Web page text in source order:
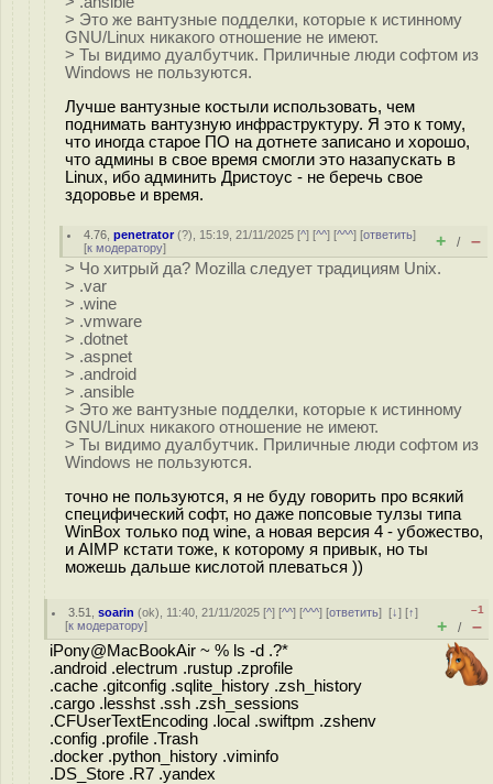
> Это же вантузные подделки, которые к истинному
GNU/Linux никакого отношение не имеют.
> Ты видимо дуалбутчик. Приличные люди софтом из
Windows не пользуются.
Лучше вантузные костыли использовать, чем
поднимать вантузную инфраструктуру. Я это к тому,
что иногда старое ПО на дотнете записано и хорошо,
что админы в свое время смогли это назапускать в
Linux, ибо админить Дристоус - не беречь свое
здоровье и время.
4.76 ,penetrator(?), 15:19, 21/11/2025 [^] [^^] [^^^] [ответить]
[к модератору] + / –
> Чо хитрый да? Mozilla следует традициям Unix.
> .var
> .wine
> .vmware
> .dotnet
> .aspnet
> .android
> .ansible
> Это же вантузные подделки, которые к истинному
GNU/Linux никакого отношение не имеют.
> Ты видимо дуалбутчик. Приличные люди софтом из
Windows не пользуются.
точно не пользуются, я не буду говорить про всякий
специфический софт, но даже попсовые тулзы типа
WinBox только под wine, а новая версия 4 - убожество,
и AIMP кстати тоже, к которому я привык, но ты
можешь дальше кислотой плеваться ))
3.51 ,soarin (ok), 11:40, 21/11/2025 [^] [^^] [^^^] [ответить][↓] [↑]
[к модератору]
–1
+ / –
iPony@MacBookAir ~ % ls -d .?*
.android .electrum .rustup .zprofile
.cache .gitconfig .sqlite_history .zsh_history
.cargo .lesshst .ssh .zsh_sessions
.CFUserTextEncoding .local .swiftpm .zshenv
.config .profile .Trash
.docker .python_history .viminfo
.DS_Store .R7 .yandex